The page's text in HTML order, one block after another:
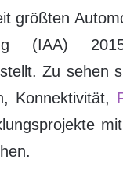
größten
(IAA)
Zu sehen
Konnektivität,